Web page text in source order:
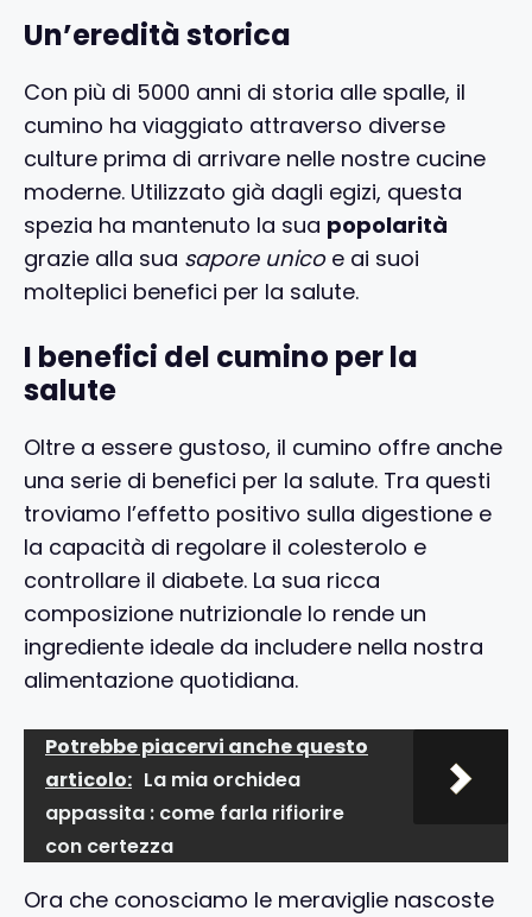
Un’eredità storica
Con più di 5000 anni di storia alle spalle, il
cumino ha viaggiato attraverso diverse
culture prima di arrivare nelle nostre cucine
moderne. Utilizzato già dagli egizi, questa
spezia ha mantenuto la sua popolarità
grazie alla sua sapore unicoe ai suoi
molteplici benefici per la salute.
I benefici del cumino per la
salute
Oltre a essere gustoso, il cumino offre anche
una serie di benefici per la salute. Tra questi
troviamo l’effetto positivo sulla digestione e
la capacità di regolare il colesterolo e
controllare il diabete. La sua ricca
composizione nutrizionale lo rende un
ingrediente ideale da includere nella nostra
alimentazione quotidiana.
Potrebbe piacervi anche questo
articolo: La mia orchidea
appassita : come farla rifiorire
con certezza
Ora che conosciamo le meraviglie nascoste